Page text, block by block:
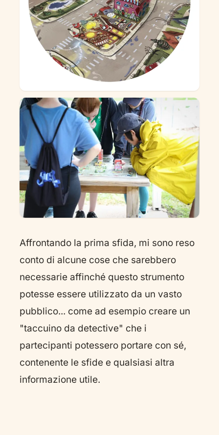
Affrontando la prima sfida, mi sono reso
conto di alcune cose che sarebbero
necessarie affinché questo strumento
potesse essere utilizzato da un vasto
pubblico... come ad esempio creare un
"taccuino da detective" che i
partecipanti potessero portare con sé,
contenente le sfide e qualsiasi altra
informazione utile.